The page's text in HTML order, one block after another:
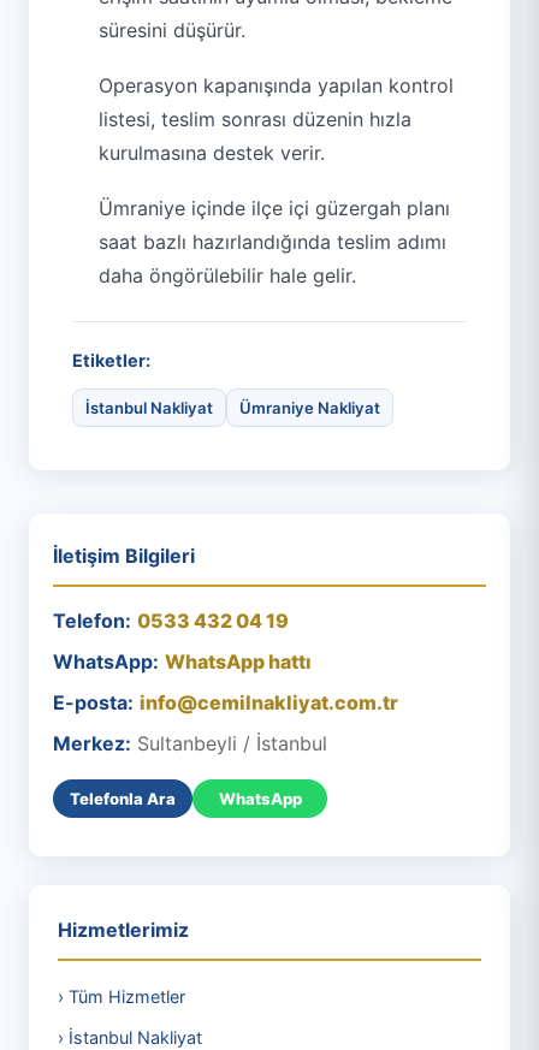
süresini düşürür.
Operasyon kapanışında yapılan kontrol
listesi, teslim sonrası düzenin hızla
kurulmasına destek verir.
Ümraniye içinde ilçe içi güzergah planı
saat bazlı hazırlandığında teslim adımı
daha öngörülebilir hale gelir.
Etiketler:
İstanbul Nakliyat Ümraniye Nakliyat
İletişim Bilgileri
Telefon: 0533 432 04 19
WhatsApp: WhatsApp hattı
E-posta: info@cemilnakliyat.com.tr
Merkez: Sultanbeyli / İstanbul
Telefonla Ara WhatsApp
Hizmetlerimiz
› Tüm Hizmetler
› İstanbul Nakliyat